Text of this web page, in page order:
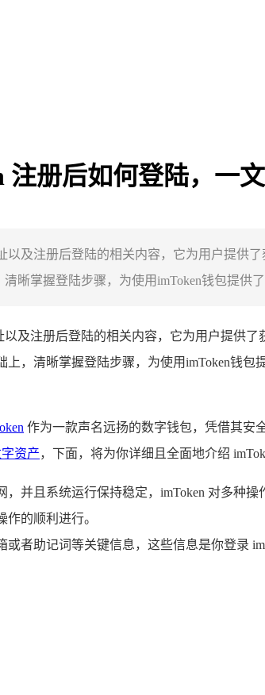
册后如何登陆，一
以及注册后登陆的相关内容，它为用户提供
晰掌握登陆步骤，为使用imToken钱包提供
以及注册后登陆的相关内容，它为用户提供
，清晰掌握登陆步骤，为使用imToken钱
作为一款声名远扬的数字钱包，凭借其安
资产，下面，将为你详细且全面地介绍
并且系统运行保持稳定，imToken 对多种
的顺利进行。
者助记词等关键信息，这些信息是你登录